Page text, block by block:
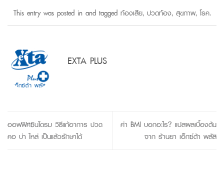
This entry was posted in and tagged ท้องเสีย, ปวดท้อง, สุขภาพ,โรค.
EXTA PLUS
ออฟฟิศซินโดรม วิธีแก้อาการ ปวด
คอ บ่า ไหล่ เป็นแล้วรักษาได้
ค่า BMI บอกอะไร? แปลผลเบื้องต้น
จาก ร้านยา เอ็กซ์ต้า พลัส